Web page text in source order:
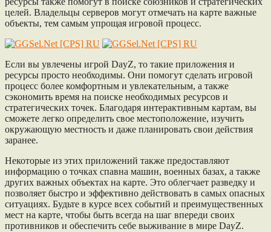
целей. Владельцы серверов могут отмечать на карте важные
объекты, тем самым упрощая игровой процесс.
Если вы увлечены игрой DayZ, то такие приложения и
ресурсы просто необходимы. Они помогут сделать игровой
процесс более комфортным и увлекательным, а также
сэкономить время на поиске необходимых ресурсов и
стратегических точек. Благодаря интерактивным картам, вы
сможете легко определить свое местоположение, изучить
окружающую местность и даже планировать свои действия
заранее.
Некоторые из этих приложений также предоставляют
информацию о точках спавна машин, военных базах, а также
других важных объектах на карте. Это облегчает разведку и
позволяет быстро и эффективно действовать в самых опасных
ситуациях. Будьте в курсе всех событий и преимущественных
мест на карте, чтобы быть всегда на шаг впереди своих
противников и обеспечить себе выживание в мире DayZ.